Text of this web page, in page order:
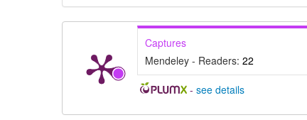
Captures
Mendeley - Readers: 22
- see details